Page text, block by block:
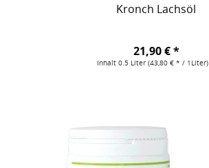
Kronch Lachsöl
Inhalt0.5 Liter(43,80 € * / 1Liter)
21,90 € *